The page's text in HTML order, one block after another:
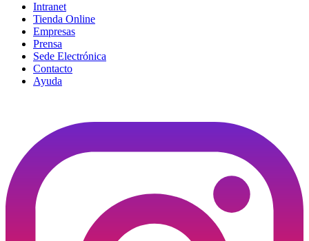
Intranet
Tienda Online
Empresas
Prensa
Sede Electrónica
Contacto
Ayuda